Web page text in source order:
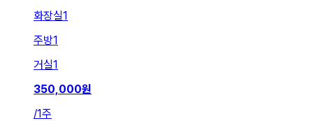
화장실1
주방1
거실1
350,000원
/1주